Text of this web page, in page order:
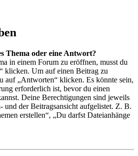
Thema oder eine Antwort?
in einem Forum zu eröffnen, musst du
klicken. Um auf einen Beitrag zu
auf „Antworten“ klicken. Es könnte sein,
erforderlich ist, bevor du einen
Deine Berechtigungen sind jeweils
und der Beitragsansicht aufgelistet. Z. B.
erstellen“, „Du darfst Dateianhänge